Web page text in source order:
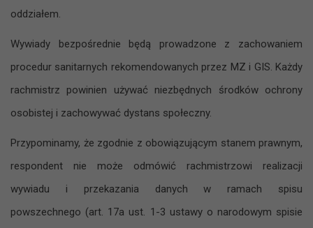
oddziałem.
Wywiady bezpośrednie będą prowadzone z zachowaniem
procedur sanitarnych rekomendowanych przez MZ i GIS. Każdy
rachmistrz powinien używać niezbędnych środków ochrony
osobistej i zachowywać dystans społeczny.
Przypominamy, że zgodnie z obowiązującym stanem prawnym,
respondent nie może odmówić rachmistrzowi realizacji
wywiadu i przekazania danych w ramach spisu
powszechnego (art. 17a ust. 1-3 ustawy o narodowym spisie